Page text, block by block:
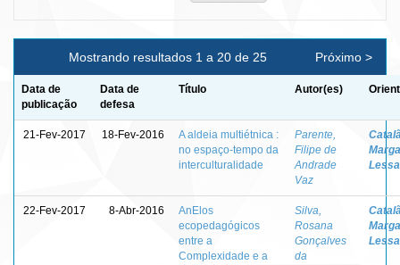
Mostrando resultados 1 a 20 de 25 Próximo >
Data de
publicação
Data de
defesa
Título Autor(es)
21-Fev-2017 18-Fev-2016
A aldeia multiétnica :
no espaço-tempo da
interculturalidade
Parente,
Filipe de
Andrade
Vaz
Lessa
22-Fev-2017 8-Abr-2016
AnElos
ecopedagógicos
entre a
Complexidade e a
Silva,
Rosana
Gonçalves
da
Lessa